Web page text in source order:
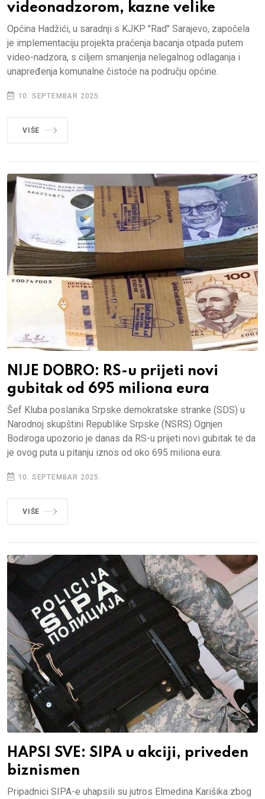
videonadzorom, kazne velike
Općina Hadžići, u saradnji s KJKP "Rad" Sarajevo, započela
je implementaciju projekta praćenja bacanja otpada putem
video-nadzora, s ciljem smanjenja nelegalnog odlaganja i
unapređenja komunalne čistoće na području općine.
10. SEPTEMBAR 2025.
VIŠE
NIJE DOBRO: RS-u prijeti novi
gubitak od 695 miliona eura
Šef Kluba poslanika Srpske demokratske stranke (SDS) u
Narodnoj skupštini Republike Srpske (NSRS) Ognjen
Bodiroga upozorio je danas da RS-u prijeti novi gubitak te da
je ovog puta u pitanju iznos od oko 695 miliona eura.
10. SEPTEMBAR 2025.
VIŠE
HAPSI SVE: SIPA u akciji, priveden
biznismen
Pripadnici SIPA-e uhapsili su jutros Elmedina Karišika zbog